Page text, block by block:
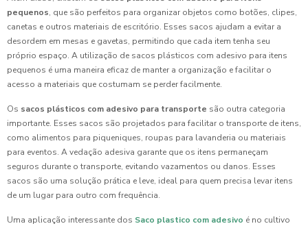
pequenos, que são perfeitos para organizar objetos como botões, clipes,
canetas e outros materiais de escritório. Esses sacos ajudam a evitar a
desordem em mesas e gavetas, permitindo que cada item tenha seu
próprio espaço. A utilização de sacos plásticos com adesivo para itens
pequenos é uma maneira eficaz de manter a organização e facilitar o
acesso a materiais que costumam se perder facilmente.
Os sacos plásticos com adesivo para transporte são outra categoria
importante. Esses sacos são projetados para facilitar o transporte de itens,
como alimentos para piqueniques, roupas para lavanderia ou materiais
para eventos. A vedação adesiva garante que os itens permaneçam
seguros durante o transporte, evitando vazamentos ou danos. Esses
sacos são uma solução prática e leve, ideal para quem precisa levar itens
de um lugar para outro com frequência.
Uma aplicação interessante dos Saco plastico com adesivo é no cultivo